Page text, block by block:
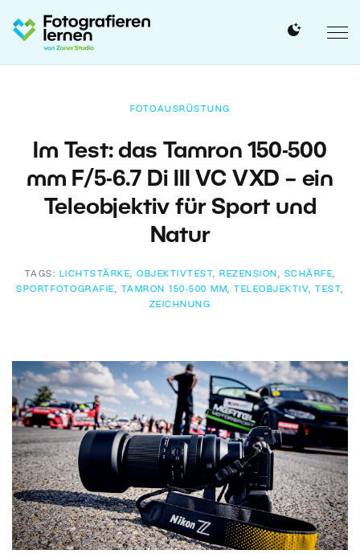
FOTOAUSRÜSTUNG
Im Test: das Tamron 150-500
mm F/5-6.7 Di III VC VXD – ein
Teleobjektiv für Sport und
Natur
TAGS: LICHTSTÄRKE, OBJEKTIVTEST , REZENSION , SCHÄRFE,
SPORTFOTOGRAFIE , TAMRON 150-500 MM, TELEOBJEKTIV, TEST,
ZEICHNUNG